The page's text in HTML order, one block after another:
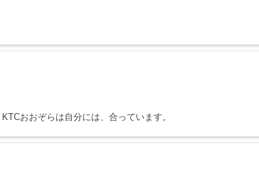
おおぞらは自分には、合っています。